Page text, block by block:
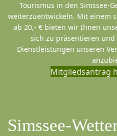
Tourismus in den Simssee-
weiterzuentwickeln. Mit einem
ab 20,- € bieten wir Ihnen
sich zu präsentieren
Dienstleistungen unseren
Mitgliedsantrag
Simssee-